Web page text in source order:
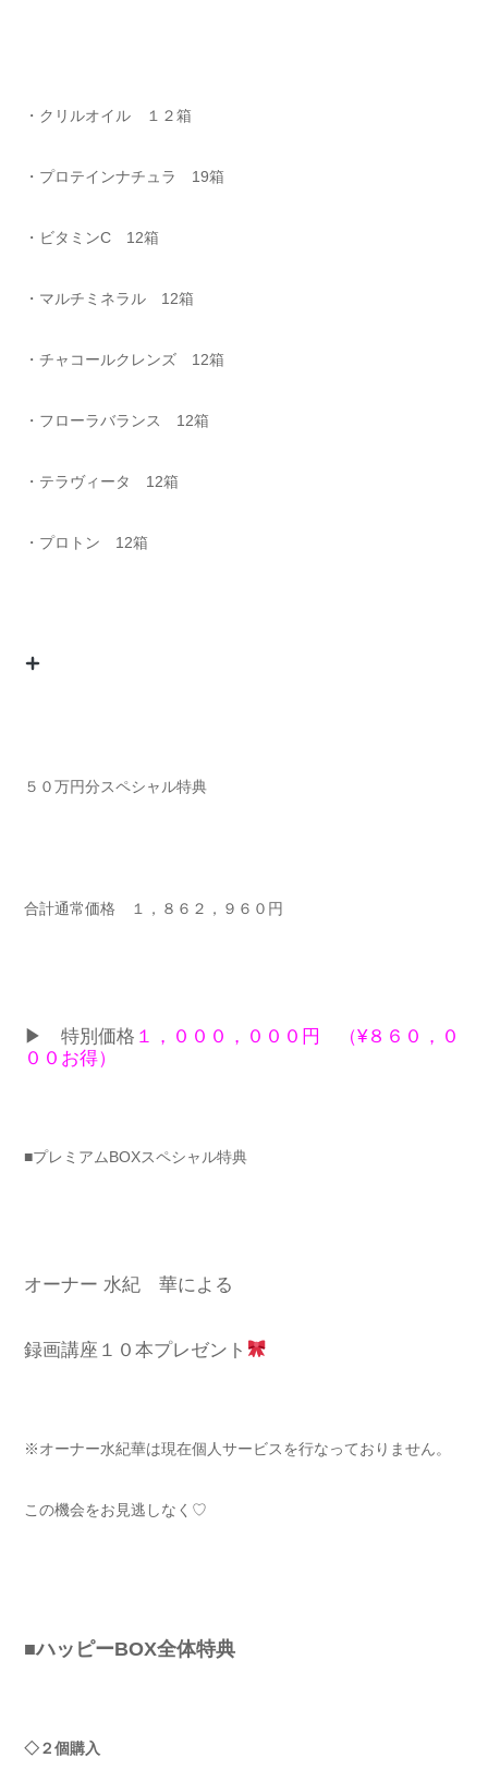
・クリルオイル １２箱
・プロテインナチュラ 19箱
・ビタミンC 12箱
・マルチミネラル 12箱
・チャコールクレンズ 12箱
・フローラバランス 12箱
・テラヴィータ 12箱
・プロトン 12箱
５０万円分スペシャル特典
合計通常価格 １，８６２，９６０円
▶︎ 特別価格 １，０００，０００円 （¥８６０，０
００お得）
■プレミアムBOXスペシャル特典
オーナー 水紀 華による
録画講座１０本プレゼント
※オーナー水紀華は現在個人サービスを行なっておりません。
この機会をお見逃しなく♡
■ハッピーBOX全体特典
◇２個購入